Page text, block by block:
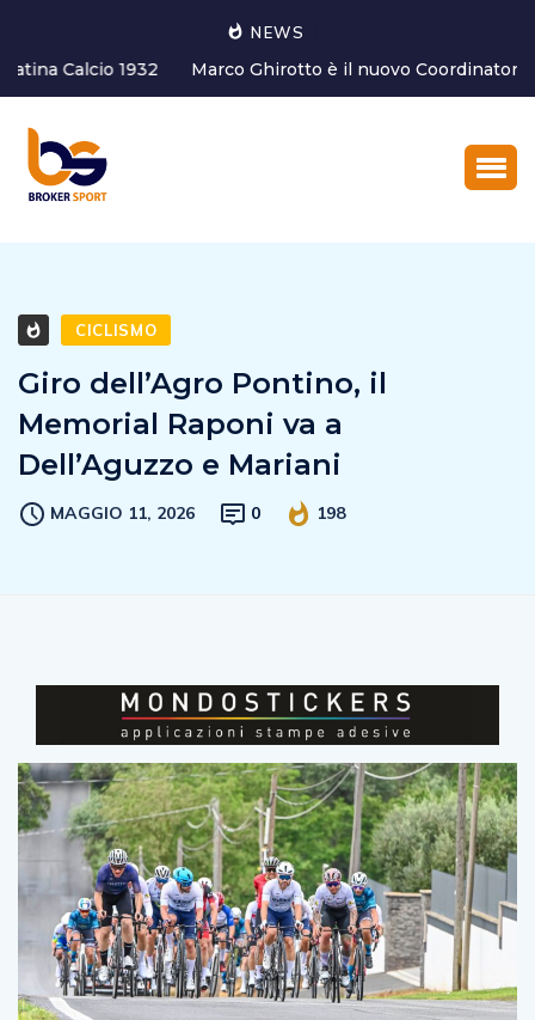
NEWS
Marco Ghirotto è il nuovo Coordinatore dell’Area tecnica
del settore g...
Giro dell’Agro Pontino, il
Memorial Raponi va a
Dell’Aguzzo e Mariani